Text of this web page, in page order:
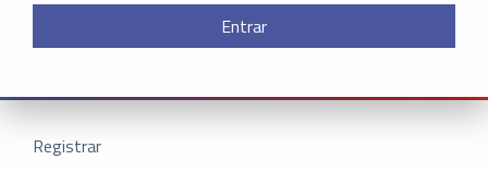
Registrar